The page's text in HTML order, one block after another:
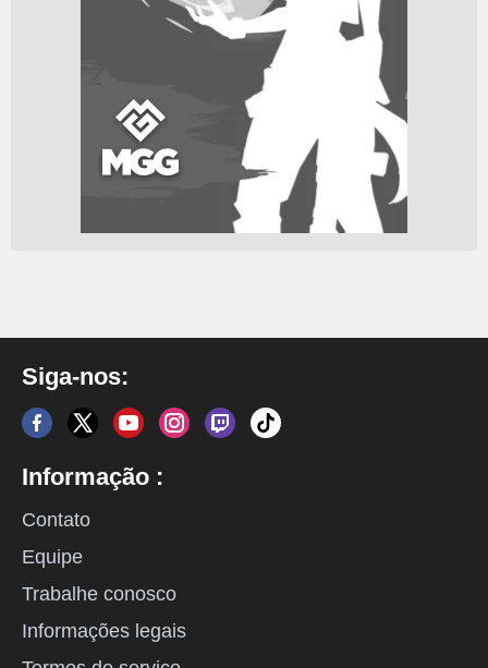
Siga-nos:
Informação :
Contato
Equipe
Trabalhe conosco
Informações legais